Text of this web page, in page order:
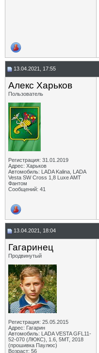
13.04.2021, 17:55
Алекс Харьков
Пользователь
Регистрация: 31.01.2019
Адрес: Харьков
Автомобиль: LADA Kalina, LADA
Vesta SW Cross 1,8 Luxe AMT
Фантом
Сообщений: 41
13.04.2021, 18:04
Гагаринец
Продвинутый
Регистрация: 25.05.2015
Адрес: Гагарин
Автомобиль: LADA VESTA GFL11-
52-070 (ЛЮКС), 1.6, 5МТ, 2018
(прошивка Паулюс)
Возраст: 56